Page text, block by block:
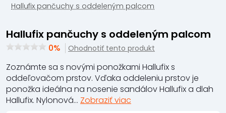
Hallufix pančuchy s oddeleným palcom
Hallufix pančuchy s oddeleným palcom
0% Ohodnotiť tento produkt
Zoznámte sa s novými ponožkami Hallufix s
oddeľovačom prstov. Vďaka oddeleniu prstov je
ponožka ideálna na nosenie sandálov Hallufix a dlah
Hallufix. Nylonová... Zobraziť viac